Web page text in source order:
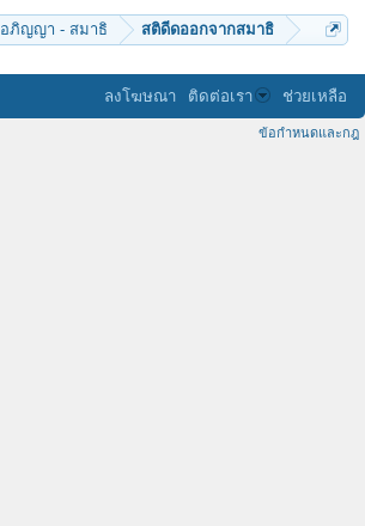
อภิญญา - สมาธิ สติดีดออกจากสมาธิ
ลงโฆษณา ติดต่อเรา ช่วยเหลือ
ข้อกำหนดและกฎ